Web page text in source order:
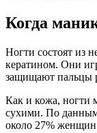
Когда
Ногти состоят из
кератином. Они
защищают пальцы
Как и кожа, ногти
сухими. По
около 27%